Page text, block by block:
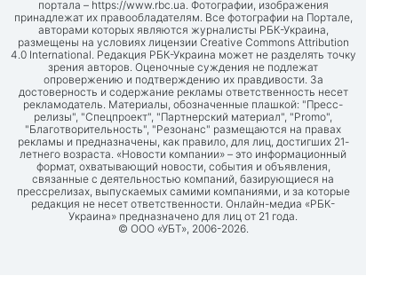
портала – https://www.rbc.ua. Фотографии, изображения
принадлежат их правообладателям. Все фотографии на Портале,
авторами которых являются журналисты РБК-Украина,
размещены на условиях лицензии Creative Commons Attribution
4.0 International. Редакция РБК-Украина может не разделять точку
зрения авторов. Оценочные суждения не подлежат
опровержению и подтверждению их правдивости. За
достоверность и содержание рекламы ответственность несет
рекламодатель. Материалы, обозначенные плашкой: "Пресс-
релизы", "Спецпроект", "Партнерский материал", "Promo",
"Благотворительность", "Резонанс" размещаются на правах
рекламы и предназначены, как правило, для лиц, достигших 21-
летнего возраста. «Новости компании» – это информационный
формат, охватывающий новости, события и объявления,
связанные с деятельностью компаний, базирующиеся на
прессрелизах, выпускаемых самими компаниями, и за которые
редакция не несет ответственности. Онлайн-медиа «РБК-
Украина» предназначено для лиц от 21 года.
© ООО «УБТ», 2006-2026.